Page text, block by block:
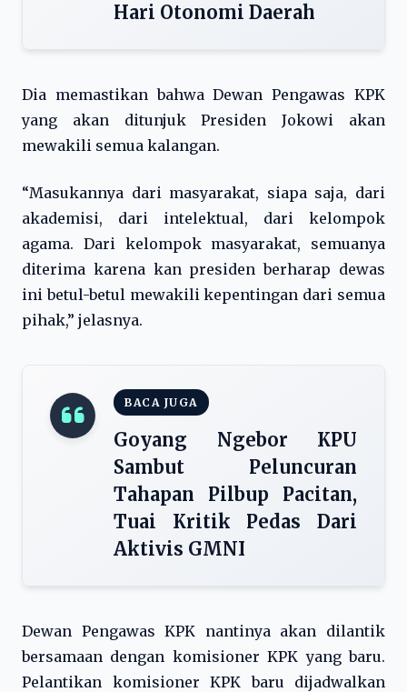
Hari Otonomi Daerah
Dia memastikan bahwa Dewan Pengawas KPK
yang akan ditunjuk Presiden Jokowi akan
mewakili semua kalangan.
“Masukannya dari masyarakat, siapa saja, dari
akademisi, dari intelektual, dari kelompok
agama. Dari kelompok masyarakat, semuanya
diterima karena kan presiden berharap dewas
ini betul-betul mewakili kepentingan dari semua
pihak,” jelasnya.
BACA JUGA
Goyang Ngebor KPU
Sambut Peluncuran
Tahapan Pilbup Pacitan,
Tuai Kritik Pedas Dari
Aktivis GMNI
Dewan Pengawas KPK nantinya akan dilantik
bersamaan dengan komisioner KPK yang baru.
Pelantikan komisioner KPK baru dijadwalkan